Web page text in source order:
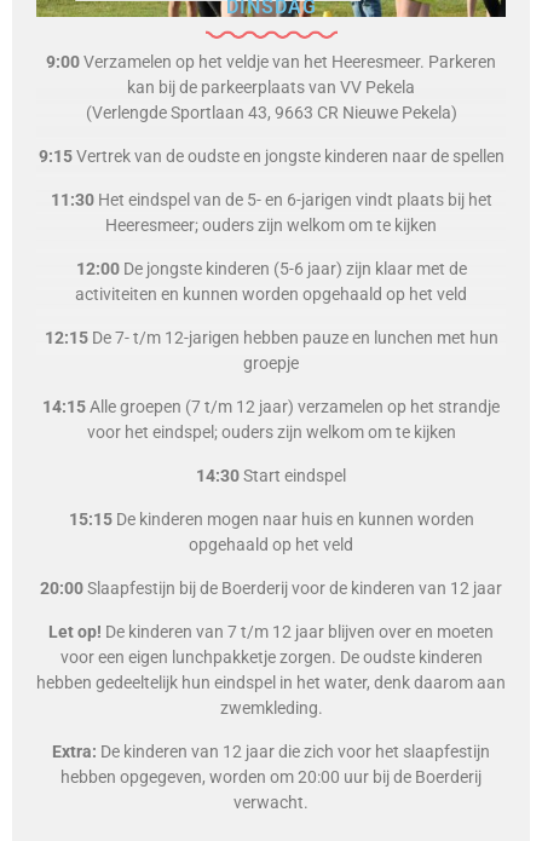
DINSDAG
9:00Verzamelen op het veldje van het Heeresmeer. Parkeren
kan bij de parkeerplaats van VV Pekela
(Verlengde Sportlaan 43, 9663 CR Nieuwe Pekela)
9:15Vertrek van de oudste en jongste kinderen naar de spellen
11:30Het eindspel van de 5- en 6-jarigen vindt plaats bij het
Heeresmeer; ouders zijn welkom om te kijken
12:00De jongste kinderen (5-6 jaar) zijn klaar met de
activiteiten en kunnen worden opgehaald op het veld
12:15De 7- t/m 12-jarigen hebben pauze en lunchen met hun
groepje
14:15Alle groepen (7 t/m 12 jaar) verzamelen op het strandje
voor het eindspel; ouders zijn welkom om te kijken
14:30Start eindspel
15:15De kinderen mogen naar huis en kunnen worden
opgehaald op het veld
20:00Slaapfestijn bij de Boerderij voor de kinderen van 12 jaar
Let op! De kinderen van 7 t/m 12 jaar blijven over en moeten
voor een eigen lunchpakketje zorgen. De oudste kinderen
hebben gedeeltelijk hun eindspel in het water, denk daarom aan
zwemkleding.
Extra: De kinderen van 12 jaar die zich voor het slaapfestijn
hebben opgegeven, worden om 20:00 uur bij de Boerderij
verwacht.